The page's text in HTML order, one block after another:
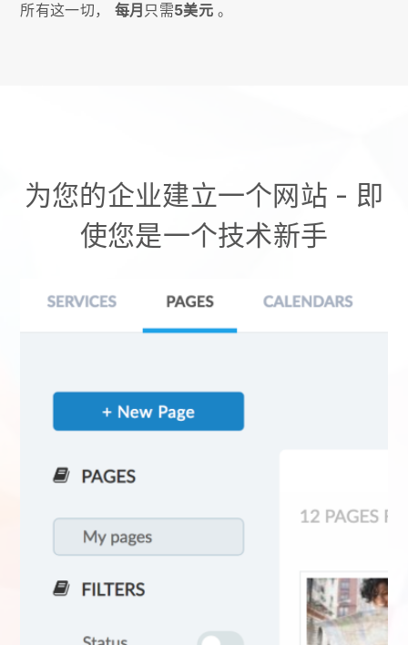
所有这一切， 每月 只需5美元。
为您的企业建立一个网站 - 即
使您是一个技术新手